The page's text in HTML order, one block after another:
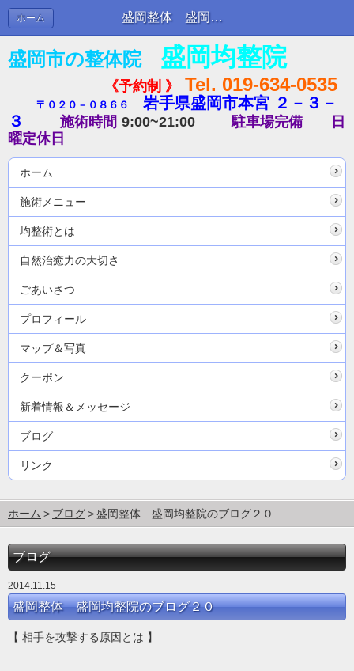
盛岡整体 盛岡均整院のブログ２０ | ブログ
ホーム
盛岡市の整体院 盛岡均整院
《予約制 》 Tel. 019-634-0535
〒０２０－０８６６
岩手県盛岡市本宮 ２－３－
３
施術時間 9:00~21:00 駐車場完備
日
曜定休日
ホーム
施術メニュー
均整術とは
自然治癒力の大切さ
ごあいさつ
プロフィール
マップ＆写真
クーポン
新着情報＆メッセージ
ブログ
リンク
ホーム ブログ 盛岡整体 盛岡均整院のブログ２０
ブログ
2014.11.15
盛岡整体 盛岡均整院のブログ２０
【 相手を攻撃する原因とは 】